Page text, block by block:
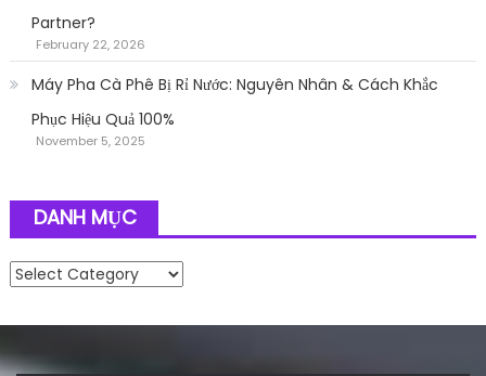
Partner?
February 22, 2026
Máy Pha Cà Phê Bị Rỉ Nước: Nguyên Nhân & Cách Khắc
Phục Hiệu Quả 100%
November 5, 2025
DANH MỤC
Danh mục